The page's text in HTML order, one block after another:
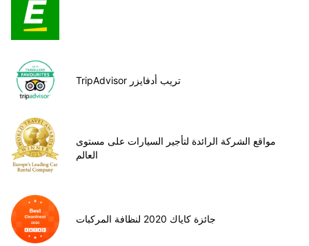
TripAdvisor تريب أدفايزر
مواقع الشركة الرائدة لتأجير السيارات على مستوى
العالم
جائزة كاياك 2020 لنظافة المركبات